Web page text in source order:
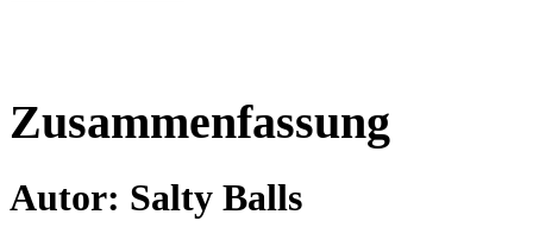
Zusammenfassung
Autor: Salty Balls